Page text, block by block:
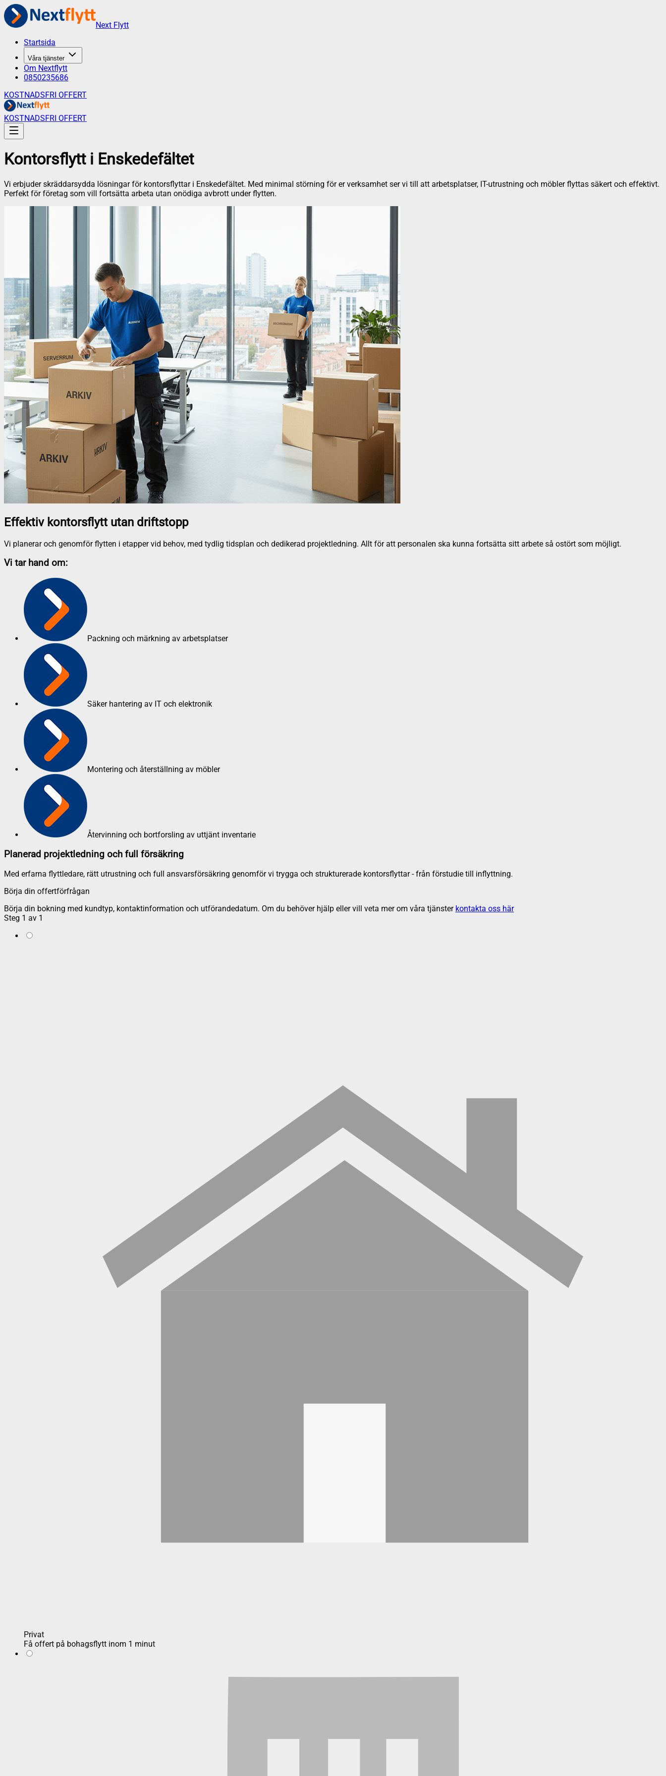
Next Flytt
Startsida
Våra tjänster
Om Nextflytt
0850235686
KOSTNADSFRI OFFERT
KOSTNADSFRI OFFERT
Kontorsflytt i Enskedefältet
Vi erbjuder skräddarsydda lösningar för kontorsflyttar i Enskedefältet. Med minimal störning för er verksamhet ser vi till att arbetsplatser, IT-utrustning och möbler flyttas säkert och effektivt.
Perfekt för företag som vill fortsätta arbeta utan onödiga avbrott under flytten.
Effektiv kontorsflytt utan driftstopp
Vi planerar och genomför flytten i etapper vid behov, med tydlig tidsplan och dedikerad projektledning. Allt för att personalen ska kunna fortsätta sitt arbete så ostört som möjligt.
Vi tar hand om:
Packning och märkning av arbetsplatser
Säker hantering av IT och elektronik
Montering och återställning av möbler
Återvinning och bortforsling av uttjänt inventarie
Planerad projektledning och full försäkring
Med erfarna flyttledare, rätt utrustning och full ansvarsförsäkring genomför vi trygga och strukturerade kontorsflyttar - från förstudie till inflyttning.
Börja din offertförfrågan
Börja din bokning med kundtyp, kontaktinformation och utförandedatum. Om du behöver hjälp eller vill veta mer om våra tjänster kontakta oss här
Steg 1 av 1
Privat
Få offert på bohagsflytt inom 1 minut